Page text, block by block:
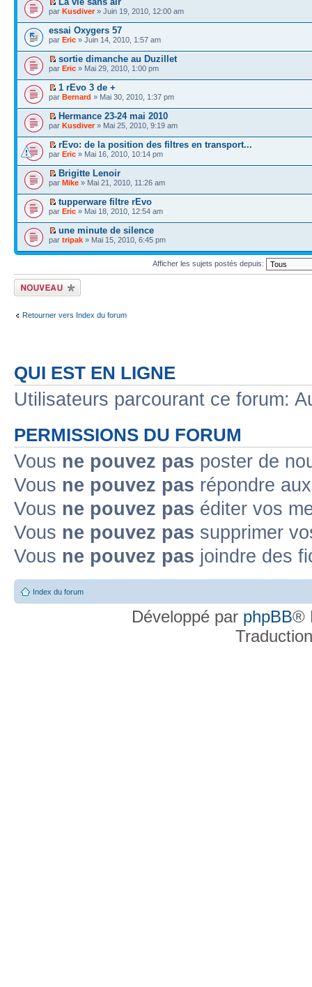
par Kusdiver» Juin 19, 2010, 12:00 am
essai Oxygers 57
par Eric » Juin 14, 2010, 1:57 am
sortie dimanche au Duzillet
par Eric » Mai 29, 2010, 1:00 pm
1 rEvo 3 de +
par Bernard » Mai 30, 2010, 1:37 pm
Hermance 23-24 mai 2010
par Kusdiver» Mai 25, 2010, 9:19 am
rEvo: de la position des filtres en transport...
par Eric » Mai 16, 2010, 10:14 pm
Brigitte Lenoir
par Mike » Mai 21, 2010, 11:26 am
tupperware filtre rEvo
par Eric » Mai 18, 2010, 12:54 am
une minute de silence
par tripak » Mai 15, 2010, 6:45 pm
Afficher les sujets postés depuis:
Écrire un nouveau
sujet
Retourner vers Index du forum
QUI EST EN LIGNE
Utilisateurs parcourant ce forum:
PERMISSIONS DU FORUM
Vous ne pouvez pas poster de
Vous ne pouvez pas répondre
Vous ne pouvez pas éditer vos
Vous ne pouvez pas supprimer
Vous ne pouvez pas joindre des
Index du forum
Développé par phpBB®